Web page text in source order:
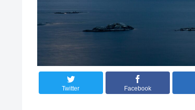
Twitter Facebook